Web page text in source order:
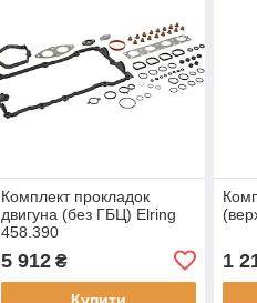
Комплект прокладок
двигуна (без ГБЦ) Elring
458.390
5 912₴ 1